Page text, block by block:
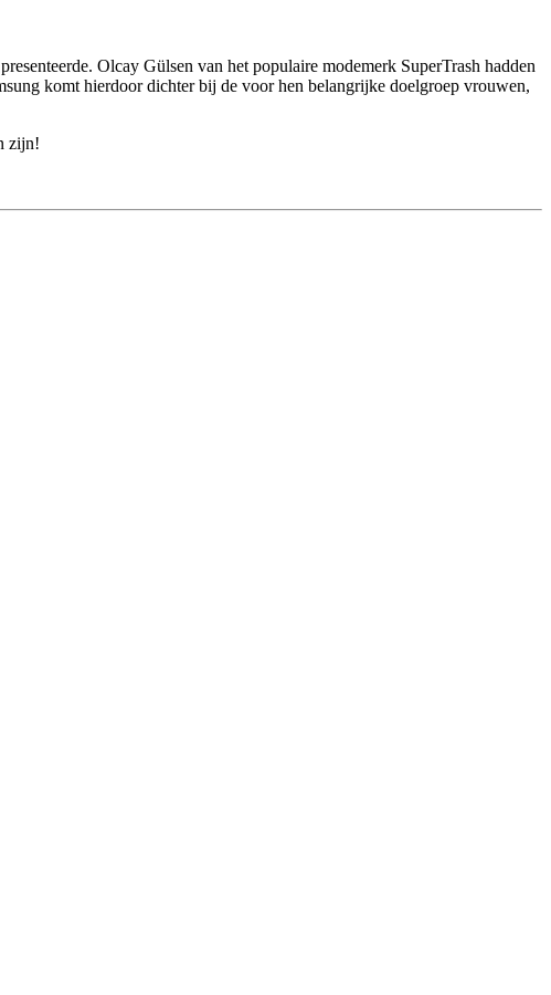
presenteerde. Olcay Gülsen van het populaire modemerk SuperTrash hadden
komt hierdoor dichter bij de voor hen belangrijke doelgroep vrouwen,
zijn!